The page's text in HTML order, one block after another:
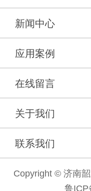
新闻中心
应用案例
在线留言
关于我们
联系我们
Copyright © 济南
鲁ICP